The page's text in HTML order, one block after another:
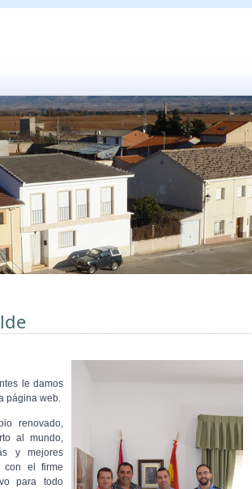
le damos
página web.
renovado,
al mundo,
y mejores
con el firme
para todo